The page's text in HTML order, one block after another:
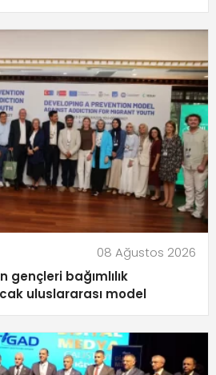
08 Ağustos 2026
gençleri bağımlılık
uluslararası model